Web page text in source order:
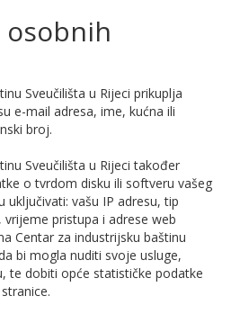
osobnih
Sveučilišta u Rijeci prikuplja
e-mail adresa, ime, kućna ili
broj.
Sveučilišta u Rijeci također
o tvrdom disku ili softveru vašeg
uključivati: vašu IP adresu, tip
pristupa i adrese web
Centar za industrijsku baštinu
bi mogla nuditi svoje usluge,
te dobiti opće statističke podatke